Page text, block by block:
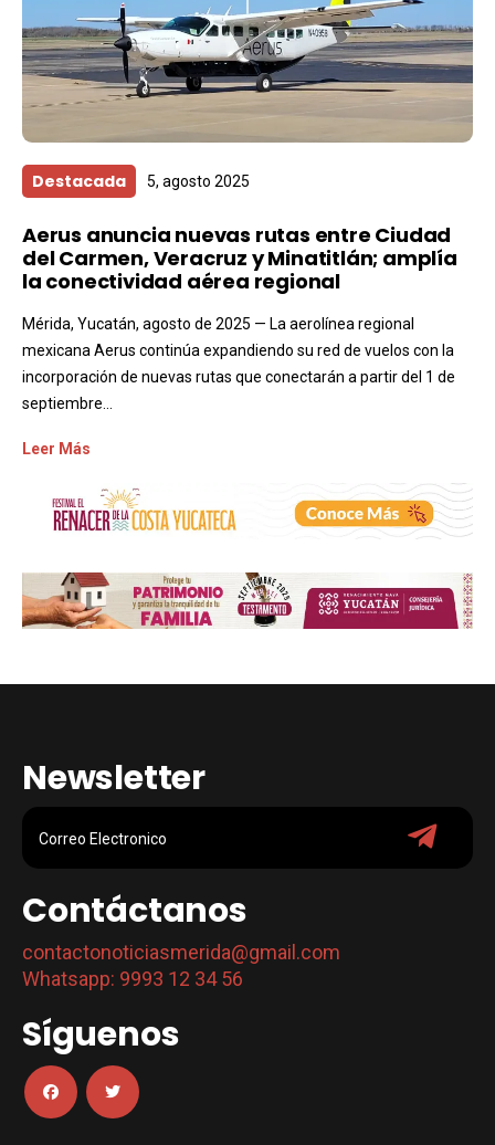
Destacada 5, agosto 2025
Aerus anuncia nuevas rutas entre Ciudad
del Carmen, Veracruz y Minatitlán; amplía
la conectividad aérea regional
Mérida, Yucatán, agosto de 2025 — La aerolínea regional
mexicana Aerus continúa expandiendo su red de vuelos con la
incorporación de nuevas rutas que conectarán a partir del 1 de
septiembre...
Leer Más
Newsletter
Contáctanos
contactonoticiasmerida@gmail.com
Whatsapp: 9993 12 34 56
Síguenos